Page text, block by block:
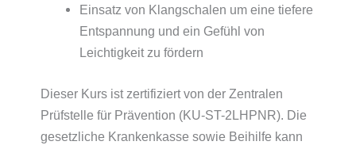
Einsatz von Klangschalen um eine tiefere
Entspannung und ein Gefühl von
Leichtigkeit zu fördern
Dieser Kurs ist zertifiziert von der Zentralen
Prüfstelle für Prävention (KU-ST-2LHPNR). Die
gesetzliche Krankenkasse sowie Beihilfe kann